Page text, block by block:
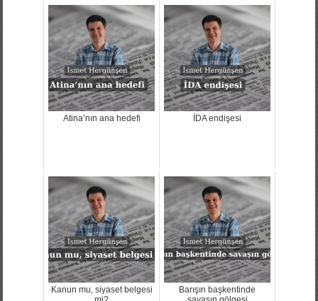
Atina’nın ana hedefi İDA endişesi
Kanun mu, siyaset belgesi
mi?
Barışın başkentinde
savaşın gölgesi